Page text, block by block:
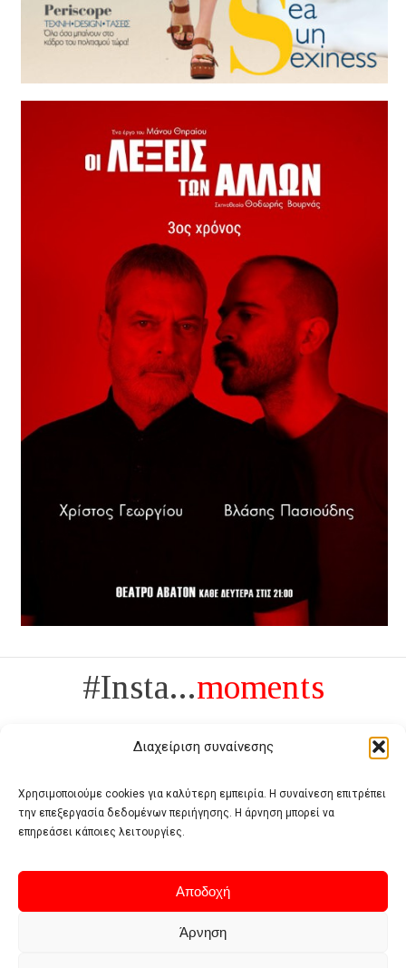
Διαχείριση συναίνεσης
Χρησιμοποιούμε cookies για καλύτερη εμπειρία. Η συναίνεση επιτρέπει
την επεξεργασία δεδομένων περιήγησης. Η άρνηση μπορεί να
επηρεάσει κάποιες λειτουργίες.
Αποδοχή
Άρνηση
#Insta...moments
Πολυτέλεια δεν είναι το αντίθετο της ανέχειας, είναι το αντίθετο της